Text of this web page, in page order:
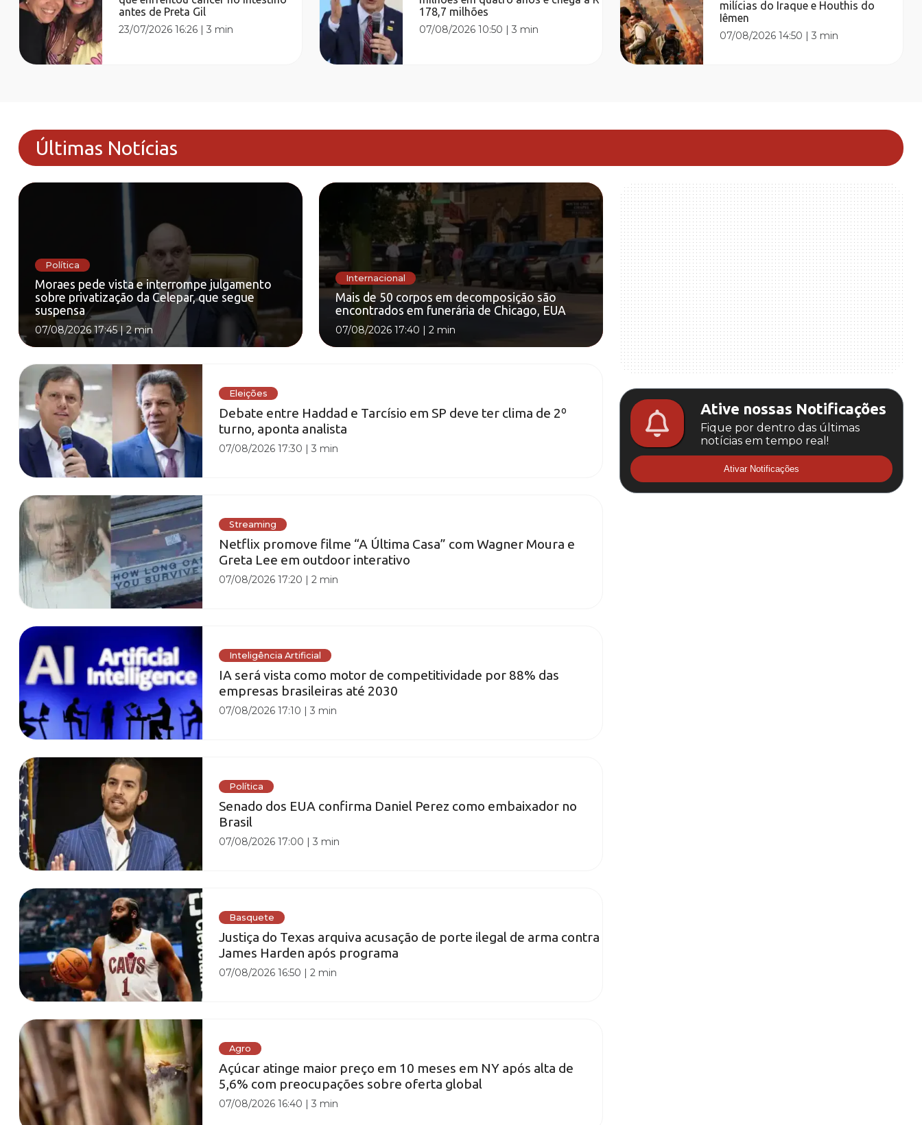
antes de Preta Gil
23/07/2026 16:26 |3 min
178,7 milhões
07/08/2026 10:50 |3 min
milícias do Iraque e Houthis do
Iêmen
07/08/2026 14:50 |3 min
Últimas Notícias
Política
Moraes pede vista e interrompe julgamento
sobre privatização da Celepar, que segue
suspensa
07/08/2026 17:45|2 min
Internacional
Mais de 50 corpos em decomposição são
encontrados em funerária de Chicago, EUA
07/08/2026 17:40 | 2 min
Eleições
Debate entre Haddad e Tarcísio em SP deve ter clima de 2º
turno, aponta analista
07/08/2026 17:30 |3 min
Streaming
Netflix promove filme “A Última Casa” com Wagner Moura e
Greta Lee em outdoor interativo
07/08/2026 17:20 |2 min
Inteligência Artificial
IA será vista como motor de competitividade por 88% das
empresas brasileiras até 2030
07/08/2026 17:10 |3 min
Política
Senado dos EUA confirma Daniel Perez como embaixador no
Brasil
07/08/2026 17:00 |3 min
Basquete
Justiça do Texas arquiva acusação de porte ilegal de arma contra
James Harden após programa
07/08/2026 16:50 |2 min
Agro
Açúcar atinge maior preço em 10 meses em NY após alta de
5,6% com preocupações sobre oferta global
07/08/2026 16:40 |3 min
Ative nossas Notificações
Fique por dentro das últimas
notícias em tempo real!
Ativar Notificações